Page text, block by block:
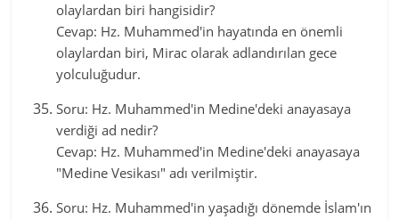
olaylardan biri hangisidir?
Cevap: Hz. Muhammed'in hayatında en önemli
olaylardan biri, Mirac olarak adlandırılan gece
yolculuğudur.
Soru: Hz. Muhammed'in Medine'deki anayasaya
verdiği ad nedir?
Cevap: Hz. Muhammed'in Medine'deki anayasaya
"Medine Vesikası" adı verilmiştir.
Soru: Hz. Muhammed'in yaşadığı dönemde İslam'ın